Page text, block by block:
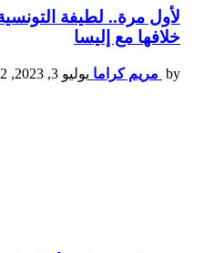
لأول مرة.. لطيفة
خلافها مع إليسا
by مريم كراما يوليو 3, 2023, 5:32 م